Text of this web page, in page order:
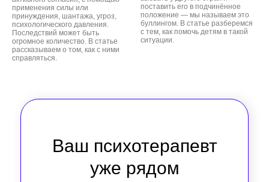
применения силы или
принуждения, шантажа, угроз,
психологического давления.
Последствий может быть
огромное количество. В статье
рассказываем о том, как с ними
справляться.
поставить его в подчинённое
положение — мы называем это
буллингом. В статье разберемся
с тем, как помочь детям в такой
ситуации.
Ваш психотерапевт
уже рядом